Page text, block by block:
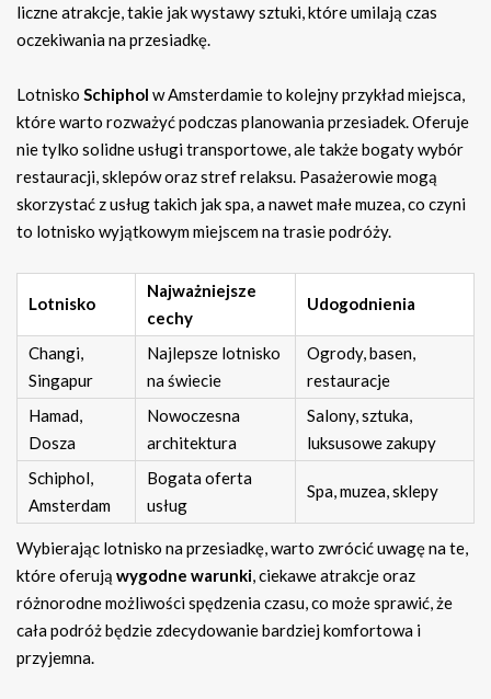
liczne atrakcje, takie jak wystawy sztuki, które umilają czas
oczekiwania na przesiadkę.
Lotnisko Schiphol w Amsterdamie to kolejny przykład miejsca,
które warto rozważyć podczas planowania przesiadek. Oferuje
nie tylko solidne usługi transportowe, ale także bogaty wybór
restauracji, sklepów oraz stref relaksu. Pasażerowie mogą
skorzystać z usług takich jak spa, a nawet małe muzea, co czyni
to lotnisko wyjątkowym miejscem na trasie podróży.
Lotnisko
Najważniejsze
cechy
Udogodnienia
Changi,
Singapur
Najlepsze lotnisko
na świecie
Ogrody, basen,
restauracje
Hamad,
Dosza
Nowoczesna
architektura
Salony, sztuka,
luksusowe zakupy
Schiphol,
Amsterdam
Bogata oferta
usług
Spa, muzea, sklepy
Wybierając lotnisko na przesiadkę, warto zwrócić uwagę na te,
które oferują wygodne warunki , ciekawe atrakcje oraz
różnorodne możliwości spędzenia czasu, co może sprawić, że
cała podróż będzie zdecydowanie bardziej komfortowa i
przyjemna.